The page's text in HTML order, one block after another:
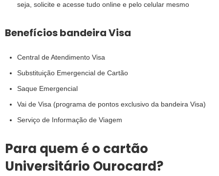
seja, solicite e acesse tudo online e pelo celular mesmo
Benefícios bandeira Visa
Central de Atendimento Visa
Substituição Emergencial de Cartão
Saque Emergencial
Vai de Visa (programa de pontos exclusivo da bandeira Visa)
Serviço de Informação de Viagem
Para quem é o cartão
Universitário Ourocard?